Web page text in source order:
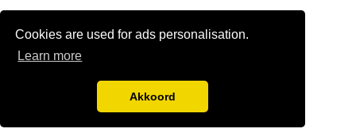
Cookies are used for ads personalisation.
Learn more
Akkoord